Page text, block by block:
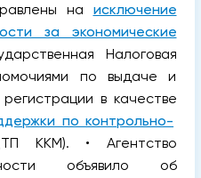
на исключение
за экономические
Налоговая
по выдаче и
в качестве
по контрольно-
ККМ). • Агентство
объявило об